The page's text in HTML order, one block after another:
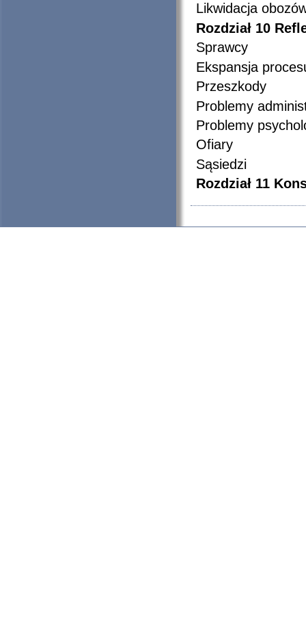
Likwidacja
Rozdział 10
Sprawcy
Ekspansja
Przeszkody
Problemy
Problemy
Ofiary
Sąsiedzi
Rozdział 11